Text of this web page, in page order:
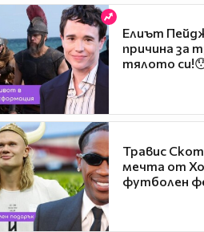
Елиът
причина за
тялото
Травис
мечта от
футболен